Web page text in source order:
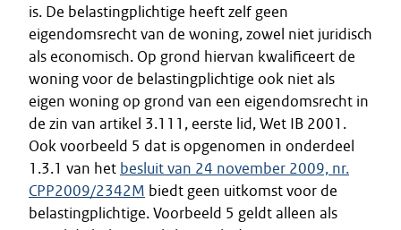
is. De belastingplichtige heeft zelf geen
eigendomsrecht van de woning, zowel niet juridisch
als economisch. Op grond hiervan kwalificeert de
woning voor de belastingplichtige ook niet als
eigen woning op grond van een eigendomsrecht in
de zin van artikel 3.111, eerste lid, Wet IB 2001.
Ook voorbeeld 5 dat is opgenomen in onderdeel
1.3.1 van het besluit van 24 november 2009, nr.
CPP2009/2342M biedt geen uitkomst voor de
belastingplichtige. Voorbeeld 5 geldt alleen als